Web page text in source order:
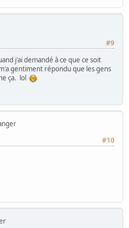
#9
j'ai demandé à ce que ce soit
gentiment répondu que les gens
ça. lol
#10